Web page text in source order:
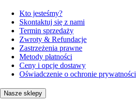
Kto jesteśmy?
Skontaktuj się z nami
Termin sprzedaży
Zwroty & Refundacje
Zastrzeżenia prawne
Metody płatności
Ceny i opcje dostawy
Oświadczenie o ochronie prywatności
Nasze sklepy